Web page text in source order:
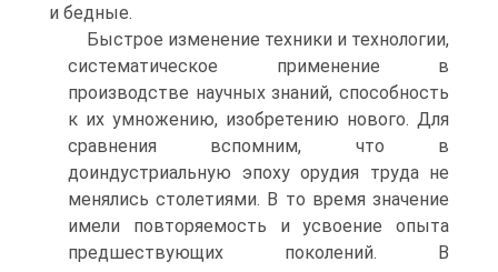
и бедные.
Быстрое изменение техники и технологии,
систематическое применение в
производстве научных знаний, способность
к их умножению, изобретению но­вого. Для
сравнения вспомним, что в
доиндустриальную эпоху орудия труда не
менялись столетиями. В то время значение
имели повторяемость и усвоение опы­та
предшествующих поколений. В